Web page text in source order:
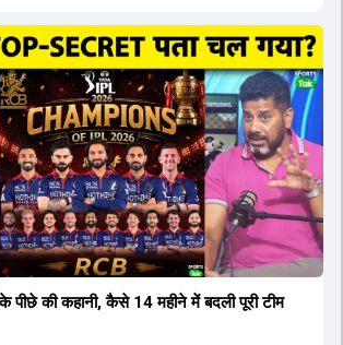
अनुसार, शुरुआत में लोगों को इस खिलाड़ी के प्रदर्शन पर
खुद को एक बेहतरीन बल्लेबाज साबित कर दिया है जो
पार मारने की क्षमता रखता है। वहीं, इंग्लैंड के पूर्व कप्तान
वाली टीम के अलावा इस सीजन की सबसे बड़ी बात इस
रहा है, जिसे देखने के लिए स्टेडियम में भारी भीड़ उमड़ती
बाद इस युवा खिलाड़ी को श्रीलंका में होने वाली
इंडिया ए टीम में भी शामिल कर लिया गया है।
की कहानी, कैसे 14 महीने में बदली पूरी टीम